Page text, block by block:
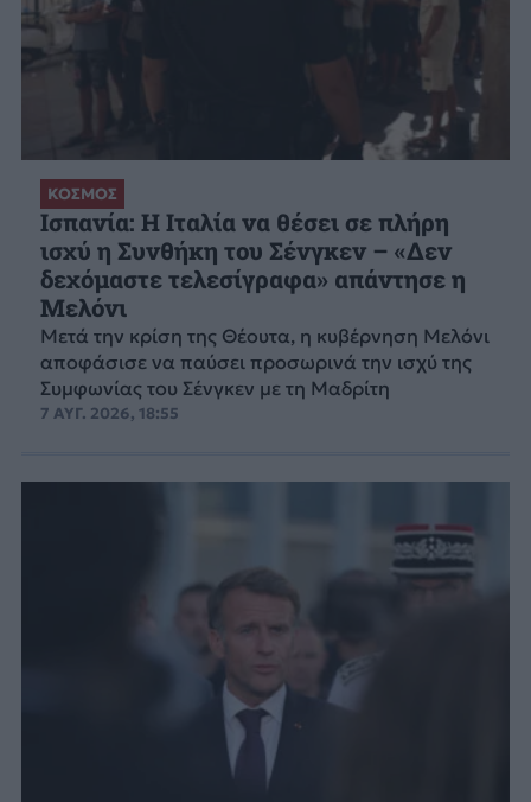
ΚΟΣΜΟΣ
Ισπανία: Η Ιταλία να θέσει σε πλήρη
ισχύ η Συνθήκη του Σένγκεν – «Δεν
δεχόμαστε τελεσίγραφα» απάντησε η
Μελόνι
Μετά την κρίση της Θέουτα, η κυβέρνηση Μελόνι
αποφάσισε να παύσει προσωρινά την ισχύ της
Συμφωνίας του Σένγκεν με τη Μαδρίτη
7 ΑΥΓ. 2026, 18:55